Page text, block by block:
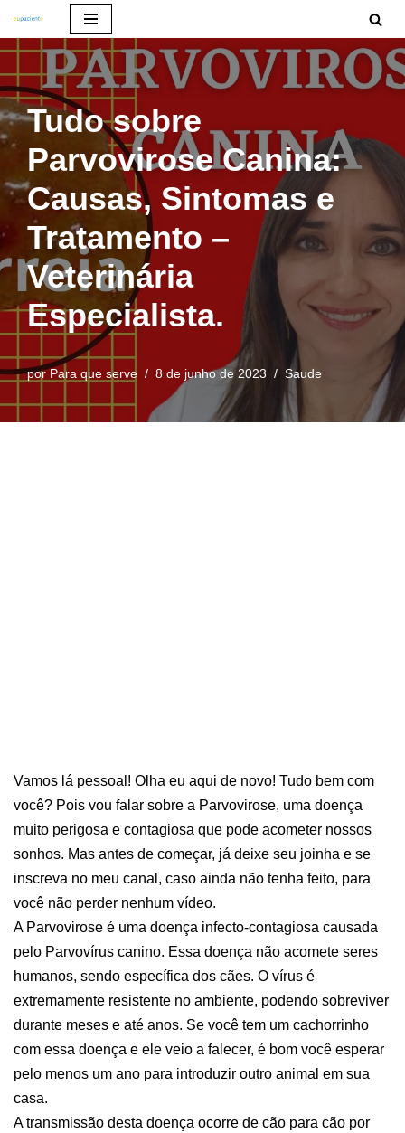
Pular
para
o
conteúdo
Tudo sobre
Parvovirose Canina:
Causas, Sintomas e
Tratamento –
Veterinária
Especialista.
porPara que serve 8 de junho de 2023 Saude
Vamos lá pessoal! Olha eu aqui de novo! Tudo bem com
você? Pois vou falar sobre a Parvovirose, uma doença
muito perigosa e contagiosa que pode acometer nossos
sonhos. Mas antes de começar, já deixe seu joinha e se
inscreva no meu canal, caso ainda não tenha feito, para
você não perder nenhum vídeo.
A Parvovirose é uma doença infecto-contagiosa causada
pelo Parvovírus canino. Essa doença não acomete seres
humanos, sendo específica dos cães. O vírus é
extremamente resistente no ambiente, podendo sobreviver
durante meses e até anos. Se você tem um cachorrinho
com essa doença e ele veio a falecer, é bom você esperar
pelo menos um ano para introduzir outro animal em sua
casa.
A transmissão desta doença ocorre de cão para cão por